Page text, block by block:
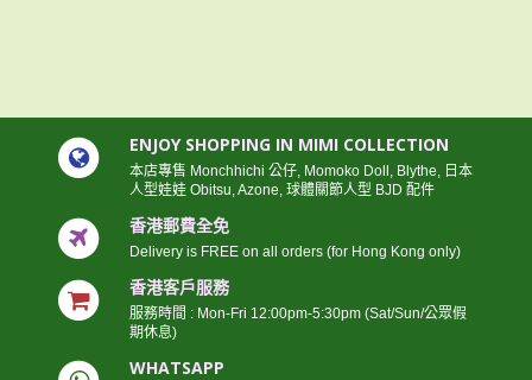
ENJOY SHOPPING IN MIMI COLLECTION
本店專售 Monchhichi 公仔, Momoko Doll, Blythe, 日本
人型娃娃 Obitsu, Azone, 球體關節人型 BJD 配件
香港郵費全免
Delivery is FREE on all orders (for Hong Kong only)
香港客戶服務
服務時間 : Mon-Fri 12:00pm-5:30pm (Sat/Sun/公眾假
期休息)
WHATSAPP